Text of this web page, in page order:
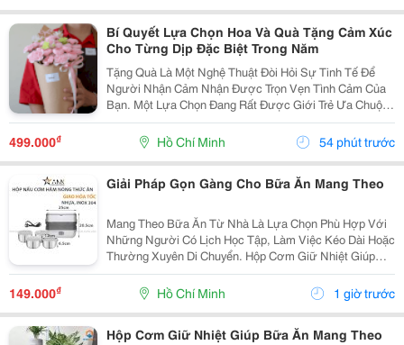
Bí Quyết Lựa Chọn Hoa Và Quà Tặng Cảm Xúc
Cho Từng Dịp Đặc Biệt Trong Năm
Tặng Quà Là Một Nghệ Thuật Đòi Hỏi Sự Tinh Tế Để
Người Nhận Cảm Nhận Được Trọn Vẹn Tình Cảm Của
Bạn. Một Lựa Chọn Đang Rất Được Giới Trẻ Ưa Chuộng
Hiện Nay Là Dòng Sản Phẩm Kết Hợp Giữa Hoa Lụa
Bền Đẹp Và Các Phụ Kiện Công Nghệ Như Mã Qr Lời
Nhắn....
499.000₫ Hồ Chí Minh 54 phút trước
Giải Pháp Gọn Gàng Cho Bữa Ăn Mang Theo
Mang Theo Bữa Ăn Từ Nhà Là Lựa Chọn Phù Hợp Với
Những Người Có Lịch Học Tập, Làm Việc Kéo Dài Hoặc
Thường Xuyên Di Chuyển. Hộp Cơm Giữ Nhiệt Giúp
Sắp Xếp Các Món Ăn Ngăn Nắp, Thuận Tiện Mang
Theo Và Sử Dụng Trong Ngày. Chọn Hộp Có Ngăn Phù
149.000₫ Hồ Chí Minh 1 giờ trước
Hộp Cơm Giữ Nhiệt Giúp Bữa Ăn Mang Theo